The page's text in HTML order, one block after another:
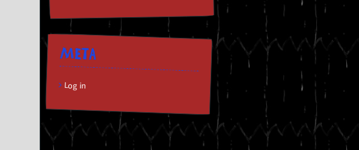
META
Log in